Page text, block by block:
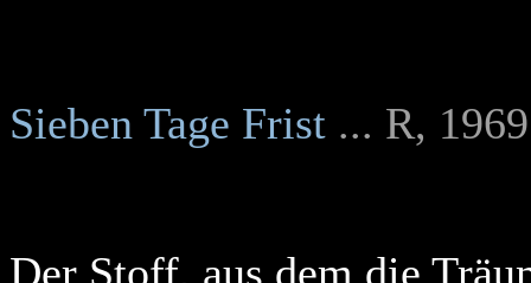
Sieben Tage Frist ... R, 1969
Der Stoff, aus dem die